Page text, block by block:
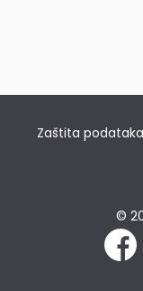
Zaštita podataka
©